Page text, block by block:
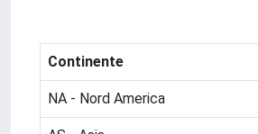
Continente
NA - Nord America